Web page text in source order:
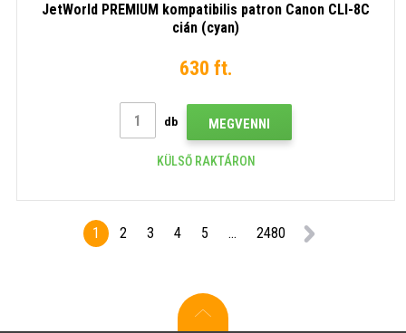
JetWorld PREMIUM kompatibilis patron Canon CLI-8C
cián (cyan)
630 ft.
db MEGVENNI
KÜLSŐ RAKTÁRON
1 2 3 4 5 ... 2480